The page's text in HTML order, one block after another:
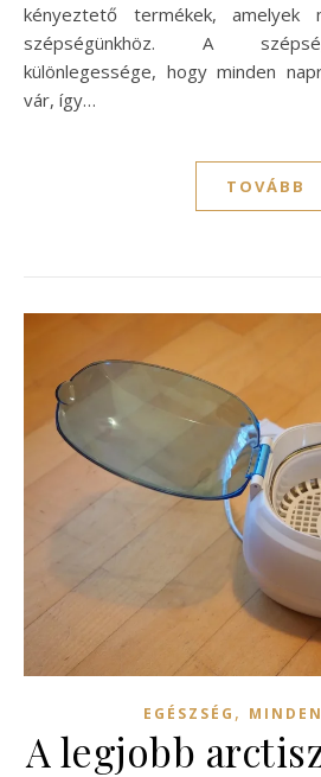
kényeztető termékek, amelyek
szépségünkhöz. A
különlegessége, hogy minden
vár, így…
TOVÁBB
EGÉSZSÉG ,
A legjobb